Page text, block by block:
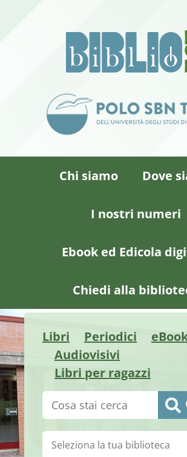
Chi siamo Dove
I nostri numeri
Ebook ed Edicola
Chiedi alla
Libri Periodici
Audiovisivi
Libri per ragazzi
Cerca su "Catalogo"
Biblioteca: